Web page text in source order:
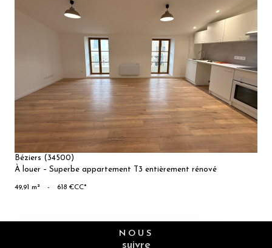
VOIR LE
BIEN
Béziers (34500)
À louer – Superbe appartement T3 entièrement rénové
49,91 m² - 618 €CC*
NOUS
suivre